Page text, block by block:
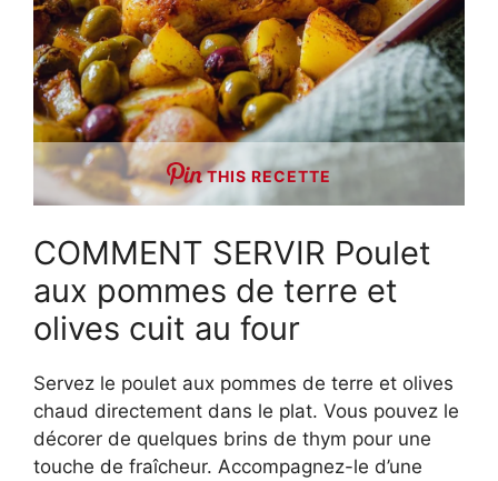
THIS RECETTE
COMMENT SERVIR Poulet
aux pommes de terre et
olives cuit au four
Servez le poulet aux pommes de terre et olives
chaud directement dans le plat. Vous pouvez le
décorer de quelques brins de thym pour une
touche de fraîcheur. Accompagnez-le d’une